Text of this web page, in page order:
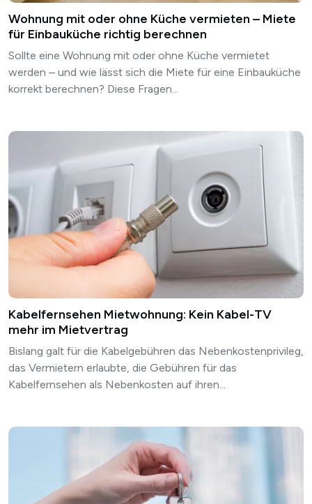
Wohnung mit oder ohne Küche vermieten – Miete
für Einbauküche richtig berechnen
Sollte eine Wohnung mit oder ohne Küche vermietet
werden – und wie lässt sich die Miete für eine Einbauküche
korrekt berechnen? Diese Fragen...
Kabelfernsehen Mietwohnung: Kein Kabel-TV
mehr im Mietvertrag
Bislang galt für die Kabelgebühren das Nebenkostenprivileg,
das Vermietern erlaubte, die Gebühren für das
Kabelfernsehen als Nebenkosten auf ihren...